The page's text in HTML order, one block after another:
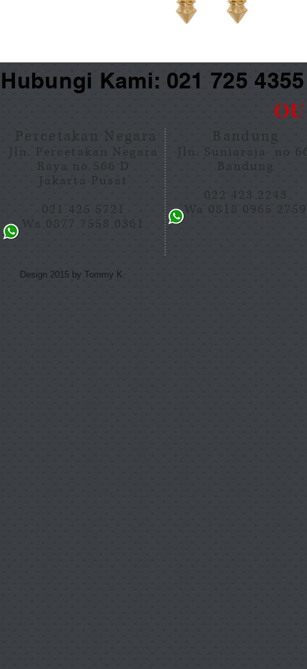
Kami: 021 725
Percetakan Negara
Jln. Percetakan Negara
Raya no 566 D
Jakarta Pusat
021 425 5721
Wa 0877 7558 0361
Bandung
Jln. Suniaraja no
Bandung
022 423 2243
Wa 0818 0965 2759
Design 2015 by Tommy K.